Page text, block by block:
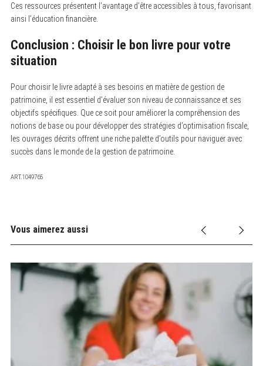
Ces ressources présentent l’avantage d’être accessibles à tous, favorisant
ainsi l’éducation financière.
Conclusion : Choisir le bon livre pour votre
situation
Pour choisir le livre adapté à ses besoins en matière de gestion de
patrimoine, il est essentiel d’évaluer son niveau de connaissance et ses
objectifs spécifiques. Que ce soit pour améliorer la compréhension des
notions de base ou pour développer des stratégies d’optimisation fiscale,
les ouvrages décrits offrent une riche palette d’outils pour naviguer avec
succès dans le monde de la gestion de patrimoine.
ART.1049765
Vous aimerez aussi